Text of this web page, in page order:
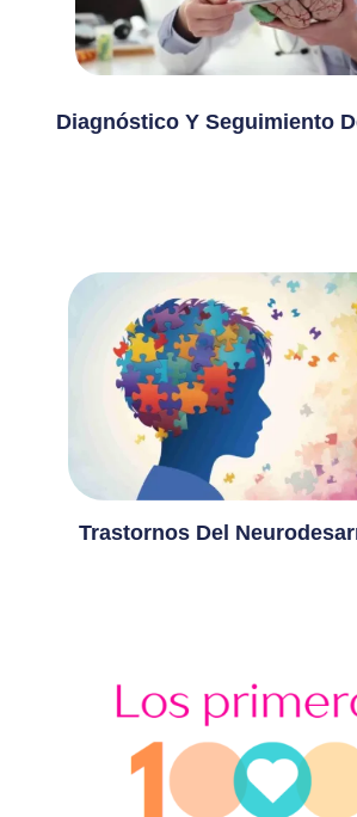
Diagnóstico Y Seguimiento
Trastornos Del